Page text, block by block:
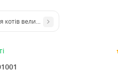
котів велика